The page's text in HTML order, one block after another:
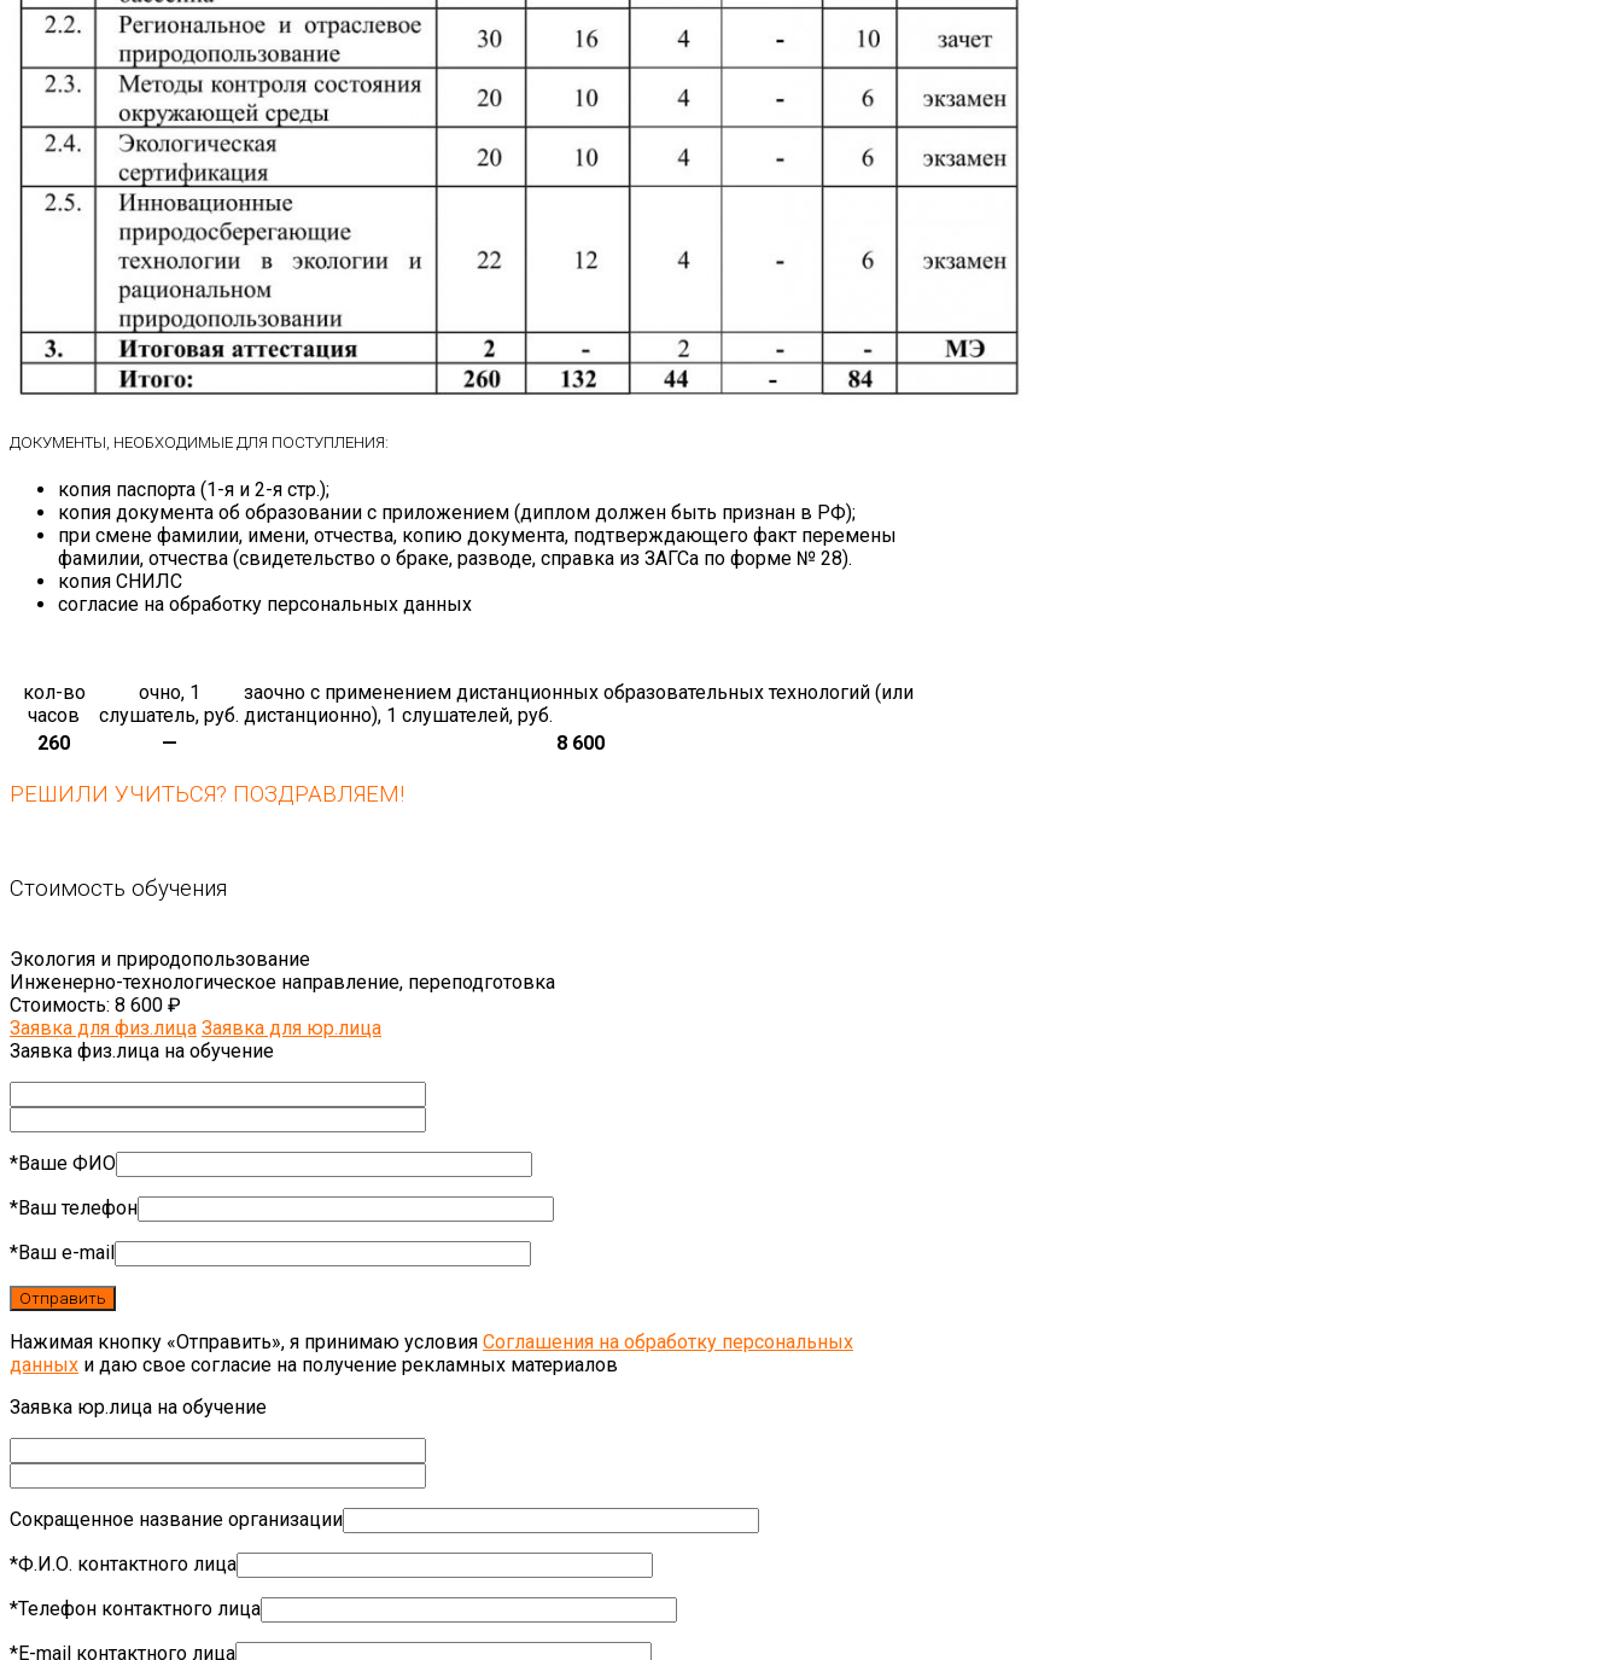
ДОКУМЕНТЫ, НЕОБХОДИМЫЕ ДЛЯ ПОСТУПЛЕНИЯ:
копия паспорта (1-я и 2-я стр.);
копия документа об образовании с приложением (диплом должен быть признан в РФ);
при смене фамилии, имени, отчества, копию документа, подтверждающего факт перемены
фамилии, отчества (свидетельство о браке, разводе, справка из ЗАГСа по форме № 28).
копия СНИЛС
согласие на обработку персональных данных
кол-во
часов
очно, 1
слушатель, руб.
заочно с применением дистанционных образовательных технологий (или
дистанционно), 1 слушателей, руб.
260
— 8 600
РЕШИЛИ УЧИТЬСЯ? ПОЗДРАВЛЯЕМ!
Стоимость обучения
Экология и природопользование
Инженерно-технологическое направление, переподготовка
Стоимость: 8 600 ₽
Заявка для физ.лица Заявка для юр.лица
Заявка физ.лица на обучение
*Ваше ФИО
*Ваш телефон
*Ваш e-mail
Нажимая кнопку «Отправить», я принимаю условия Соглашения на обработку персональных
данных и даю свое согласие на получение рекламных материалов
Заявка юр.лица на обучение
Сокращенное название организации
*Ф.И.О. контактного лица
*Телефон контактного лица
*E-mail контактного лица